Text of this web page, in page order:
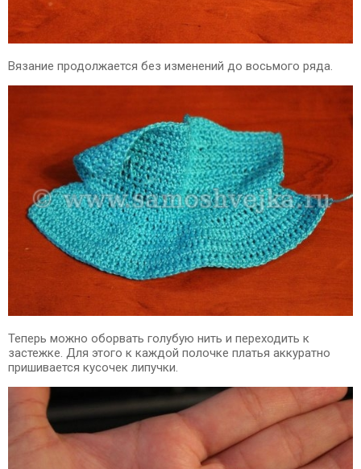
Вязание продолжается без изменений до восьмого ряда.
Теперь можно оборвать голубую нить и переходить к
застежке. Для этого к каждой полочке платья аккуратно
пришивается кусочек липучки.